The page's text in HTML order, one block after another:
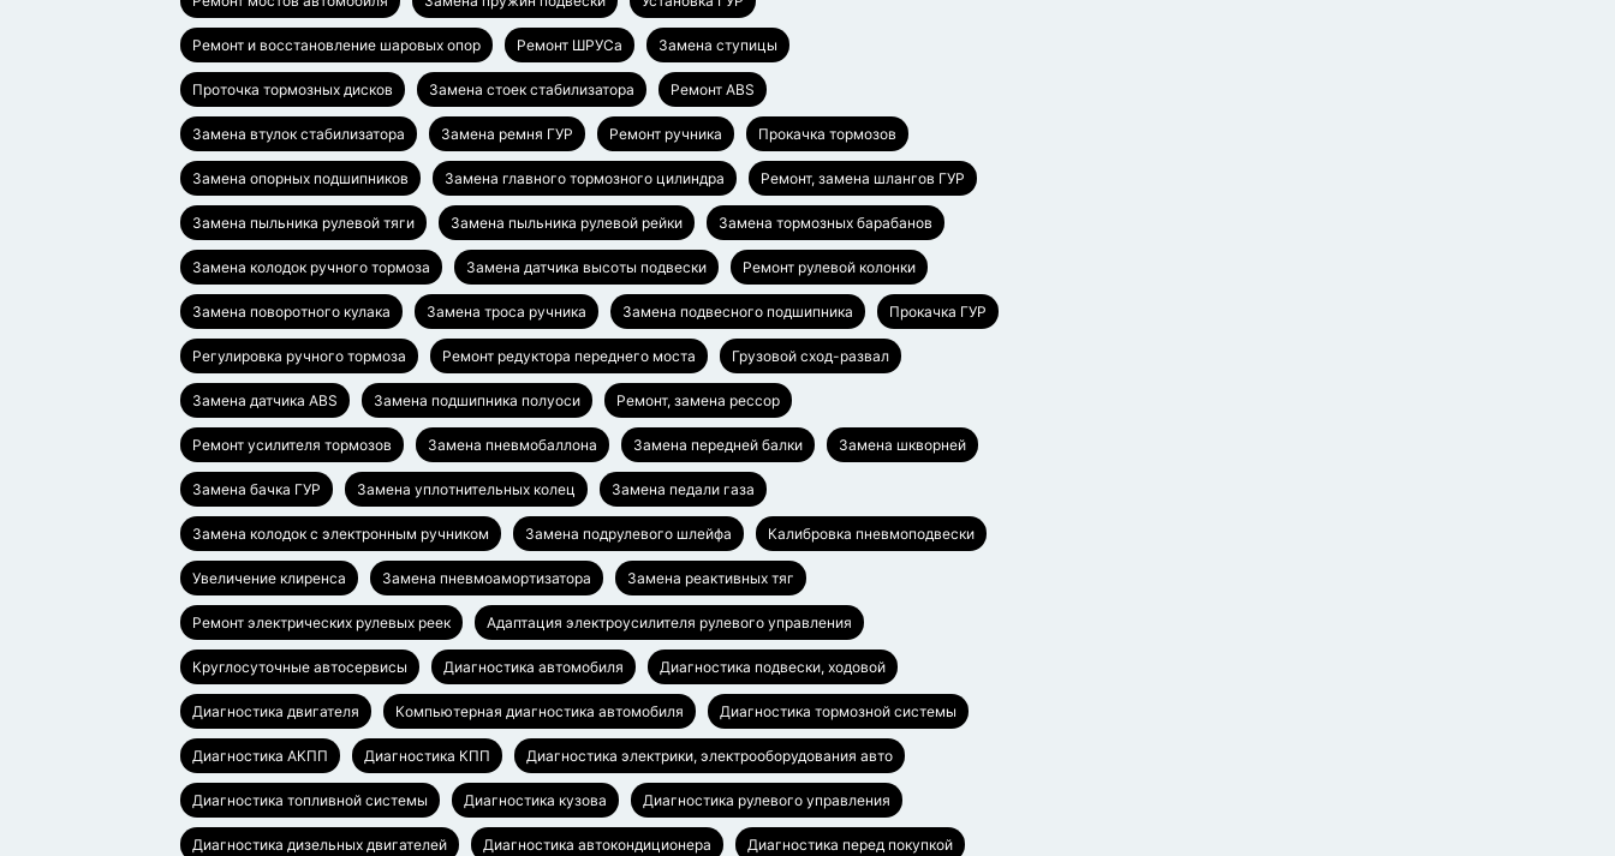
Ремонт и восстановление шаровых опор Ремонт ШРУСа Замена ступицы
Проточка тормозных дисков Замена стоек стабилизатора Ремонт ABS
Замена втулок стабилизатора Замена ремня ГУР Ремонт ручника Прокачка тормозов
Замена опорных подшипников Замена главного тормозного цилиндра Ремонт, замена шлангов ГУР
Замена пыльника рулевой тяги Замена пыльника рулевой рейки Замена тормозных барабанов
Замена колодок ручного тормоза Замена датчика высоты подвески Ремонт рулевой колонки
Замена поворотного кулака Замена троса ручника Замена подвесного подшипника Прокачка ГУР
Регулировка ручного тормоза Ремонт редуктора переднего моста Грузовой сход-развал
Замена датчика ABS Замена подшипника полуоси Ремонт, замена рессор
Ремонт усилителя тормозов Замена пневмобаллона Замена передней балки Замена шкворней
Замена бачка ГУР Замена уплотнительных колец Замена педали газа
Замена колодок с электронным ручником Замена подрулевого шлейфа Калибровка пневмоподвески
Увеличение клиренса Замена пневмоамортизатора Замена реактивных тяг
Ремонт электрических рулевых реек Адаптация электроусилителя рулевого управления
Круглосуточные автосервисы Диагностика автомобиля Диагностика подвески, ходовой
Диагностика двигателя Компьютерная диагностика автомобиля Диагностика тормозной системы
Диагностика АКПП Диагностика КПП Диагностика электрики, электрооборудования авто
Диагностика топливной системы Диагностика кузова Диагностика рулевого управления
Диагностика дизельных двигателей Диагностика автокондиционера Диагностика перед покупкой